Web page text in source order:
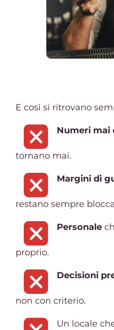
E così si ritrovano
Numeri mai
tornano mai.
Margini di
restano sempre
Personale
proprio.
Decisioni
non con criterio.
Un locale